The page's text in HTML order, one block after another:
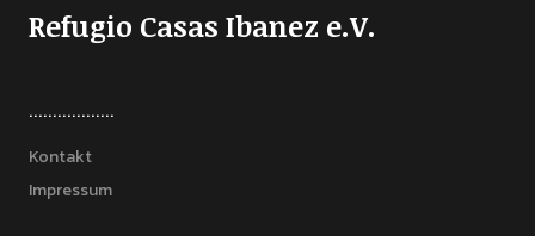
Refugio Casas Ibanez e.V.
..................
Kontakt
Impressum